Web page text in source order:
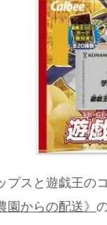
プスと遊戯王の
からの配送》